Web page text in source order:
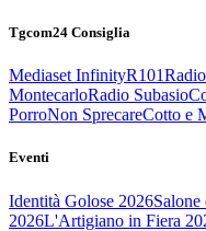
Tgcom24 Consiglia
Mediaset InfinityR101
MontecarloRadio Subasio
PorroNon SprecareCotto e
Eventi
Identità Golose 2026
2026L'Artigiano in Fiera